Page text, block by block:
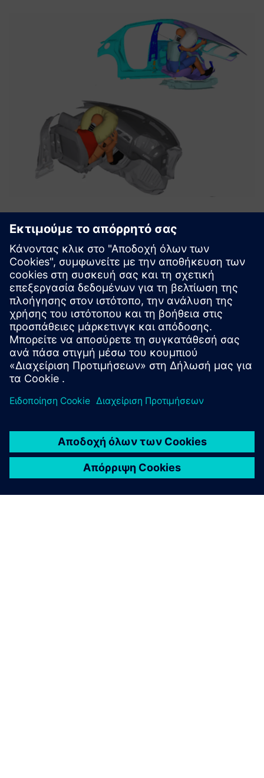
Προστασία επιβατών
οχημάτων
Πρόκληση: Οι κανονισμοί απαιτούν προστασία των
επιβατών με καινοτόμα δομικά σχέδια.
Λύση: Το Simcenter Madymo σε συνδυασμό με το Radioss
για σχεδιασμό συγκράτησης σε πολύπλοκες θήκες
Αποτελέσματα: Εξοικονομεί χρόνο και κόστος
συνδυάζοντας δομικό σχεδιασμό με εικονικά μοντέλα
παγκόσμιας κλάσης.